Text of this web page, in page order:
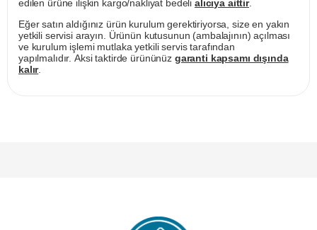
edilen ürüne ilişkin kargo/nakliyat bedeli alıcıya aittir.
Eğer satın aldığınız ürün kurulum gerektiriyorsa, size en yakın
yetkili servisi arayın. Ürünün kutusunun (ambalajının) açılması
ve kurulum işlemi mutlaka yetkili servis tarafından
yapılmalıdır. Aksi taktirde ürününüz garanti kapsamı dışında
kalır.